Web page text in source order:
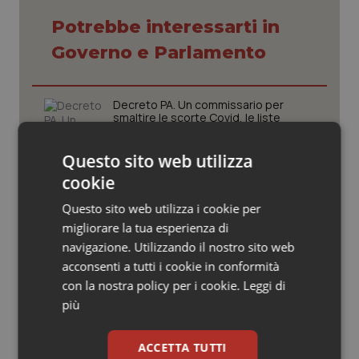
Veneto
Oncoematologia
Oncologia & Nutrizione
Psoriasi & pelle
Quotidiano Cardiologia
Quotidiano Chirurgia
Quotidiano Oncologia
Quotidiano Pediatria
Rene & patologie urogenitali
Potrebbe interessarti in
Governo e Parlamento
Decreto PA. Un commissario per
smaltire le scorte Covid, le liste
prenotazione passa ad Agenas. Saltano l’aumento
delle tariffe ospedaliere e la proroga dei gettonisti
Università. Bernini firma il decreto:
27.000 posti per Medicina, 3.000 in
più rispetto a scorso anno
Pnrr Salute. Missione 6 verso il
traguardo, in chiusura la
Questo sito web utilizza
cookie
Questo sito web utilizza i cookie per
migliorare la tua esperienza di
navigazione. Utilizzando il nostro sito web
acconsenti a tutti i cookie in conformità
con la nostra policy per i cookie. Leggi di
più
ACCETTA TUTTI